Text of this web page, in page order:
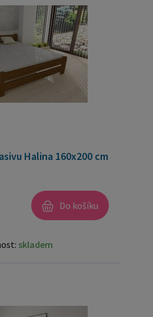
Halina 160x200 cm
Do košíku
skladem